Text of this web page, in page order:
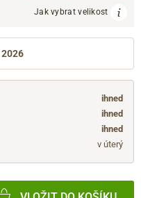
Jak vybrat velikost
ihned
ihned
ihned
v úterý